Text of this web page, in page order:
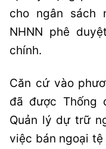
cho ngân sách
NHNN phê
chính.
Căn cứ vào
đã được Thống
Quản lý dự trữ
việc bán ngoại